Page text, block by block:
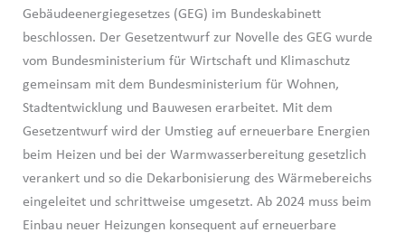
Gebäudeenergiegesetzes (GEG) im Bundeskabinett
beschlossen. Der Gesetzentwurf zur Novelle des GEG wurde
vom Bundesministerium für Wirtschaft und Klimaschutz
gemeinsam mit dem Bundesministerium für Wohnen,
Stadtentwicklung und Bauwesen erarbeitet. Mit dem
Gesetzentwurf wird der Umstieg auf erneuerbare Energien
beim Heizen und bei der Warmwasserbereitung gesetzlich
verankert und so die Dekarbonisierung des Wärmebereichs
eingeleitet und schrittweise umgesetzt. Ab 2024 muss beim
Einbau neuer Heizungen konsequent auf erneuerbare